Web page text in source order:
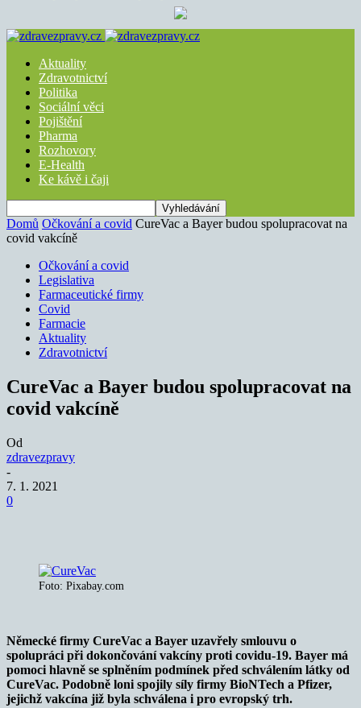
Aktuality
Zdravotnictví
Politika
Sociální věci
Pojištění
Pharma
Rozhovory
E-Health
Ke kávě i čaji
Domů Očkování a covid CureVac a Bayer budou spolupracovat na
covid vakcíně
Očkování a covid
Legislativa
Farmaceutické firmy
Covid
Farmacie
Aktuality
Zdravotnictví
CureVac a Bayer budou spolupracovat na
covid vakcíně
Od
zdravezpravy
-
7. 1. 2021
0
Foto: Pixabay.com
Německé firmy CureVac a Bayer uzavřely smlouvu o
spolupráci při dokončování vakcíny proti covidu-19. Bayer má
pomoci hlavně se splněním podmínek před schválením látky od
CureVac. Podobně loni spojily síly firmy BioNTech a Pfizer,
jejichž vakcína již byla schválena i pro evropský trh.